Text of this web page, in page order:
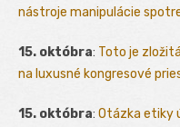
nástroje manipulácie
15. októbra: Toto je
na luxusné kongresové
15. októbra: Otázka etiky